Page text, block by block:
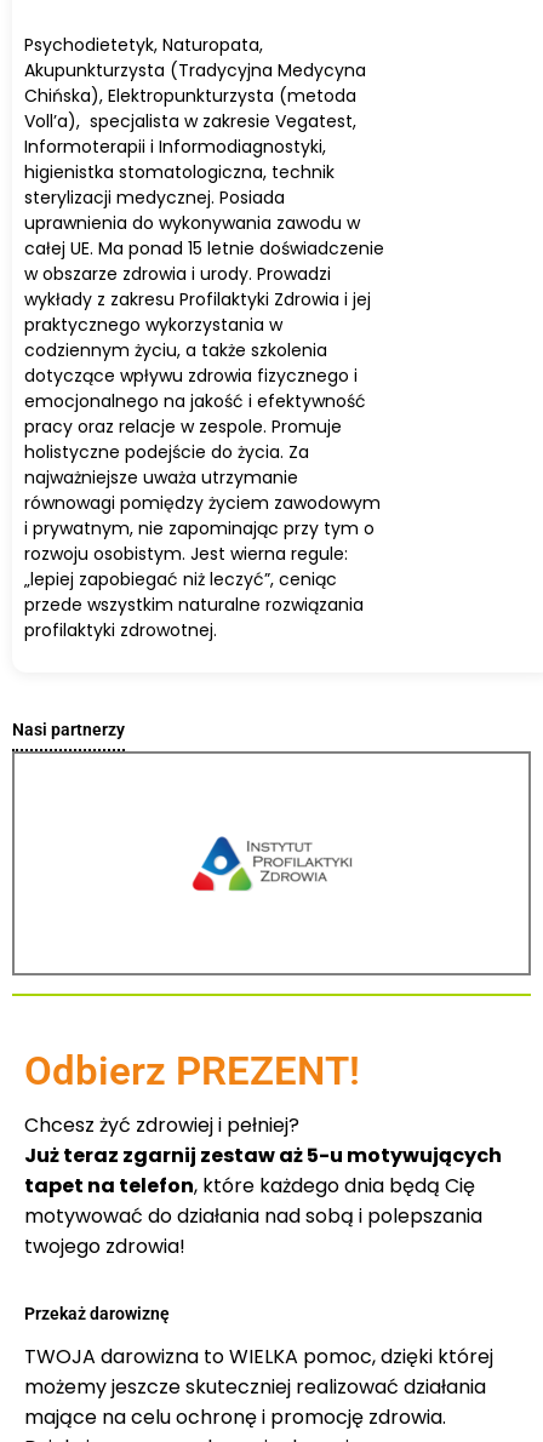
Psychodietetyk, Naturopata,
Akupunkturzysta (Tradycyjna Medycyna
Chińska), Elektropunkturzysta (metoda
Voll’a), specjalista w zakresie Vegatest,
Informoterapii i Informodiagnostyki,
higienistka stomatologiczna, technik
sterylizacji medycznej. Posiada
uprawnienia do wykonywania zawodu w
całej UE. Ma ponad 15 letnie doświadczenie
w obszarze zdrowia i urody. Prowadzi
wykłady z zakresu Profilaktyki Zdrowia i jej
praktycznego wykorzystania w
codziennym życiu, a także szkolenia
dotyczące wpływu zdrowia fizycznego i
emocjonalnego na jakość i efektywność
pracy oraz relacje w zespole. Promuje
holistyczne podejście do życia. Za
najważniejsze uważa utrzymanie
równowagi pomiędzy życiem zawodowym
i prywatnym, nie zapominając przy tym o
rozwoju osobistym. Jest wierna regule:
„lepiej zapobiegać niż leczyć”, ceniąc
przede wszystkim naturalne rozwiązania
profilaktyki zdrowotnej.
Nasi partnerzy
Odbierz PREZENT!
Chcesz żyć zdrowiej i pełniej?
Już teraz zgarnij zestaw aż 5-u motywujących
tapet na telefon, które każdego dnia będą Cię
motywować do działania nad sobą i polepszania
twojego zdrowia!
Przekaż darowiznę
TWOJA darowizna to WIELKA pomoc, dzięki której
możemy jeszcze skuteczniej realizować działania
mające na celu ochronę i promocję zdrowia.